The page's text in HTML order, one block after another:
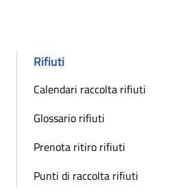
Rifiuti
Calendari raccolta rifiuti
Glossario rifiuti
Prenota ritiro rifiuti
Punti di raccolta rifiuti